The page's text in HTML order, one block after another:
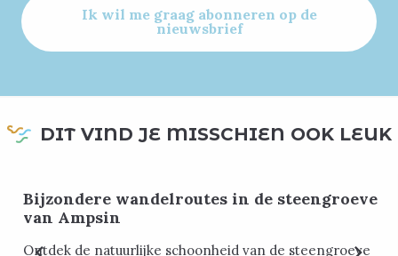
Ik wil me graag abonneren op de
nieuwsbrief
DIT VIND JE MISSCHIEN OOK LEUK
Bijzondere wandelroutes in de steengroeve
van Ampsin
Ontdek de natuurlijke schoonheid van de steengroeve